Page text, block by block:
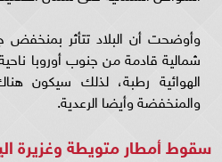
وأوضحت أن البلاد تتأثر
شمالية قادمة من جنوب أوروبا
الهوائية رطبة، لذلك سيكون
والمنخفضة وأيضا الرعدية.
سقوط أمطار متويطة وغزيرة